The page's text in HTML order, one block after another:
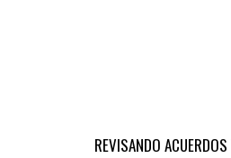
REVISANDO